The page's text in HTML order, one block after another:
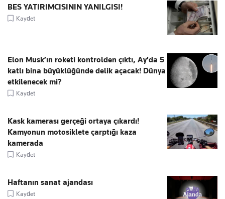
BES YATIRIMCISININ YANILGISI!
Kaydet
Elon Musk’ın roketi kontrolden çıktı, Ay'da 5
katlı bina büyüklüğünde delik açacak! Dünya
etkilenecek mi?
Kaydet
Kask kamerası gerçeği ortaya çıkardı!
Kamyonun motosiklete çarptığı kaza
kamerada
Kaydet
Haftanın sanat ajandası
Kaydet